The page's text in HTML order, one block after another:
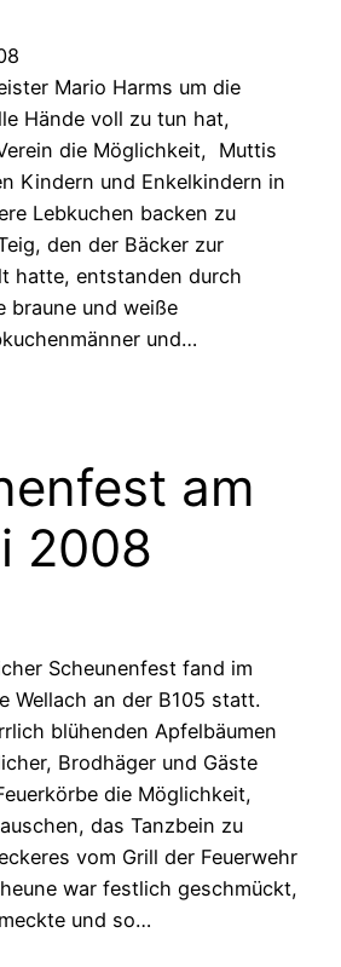
Mario Harms um die
Hände voll zu tun hat,
die Möglichkeit, Muttis
Kindern und Enkelkindern in
Lebkuchen backen zu
den der Bäcker zur
hatte, entstanden durch
braune und weiße
und…
am
2008
Scheunenfest fand im
Wellach an der B105 statt.
blühenden Apfelbäumen
Brodhäger und Gäste
die Möglichkeit,
das Tanzbein zu
vom Grill der Feuerwehr
war festlich geschmückt,
und so…